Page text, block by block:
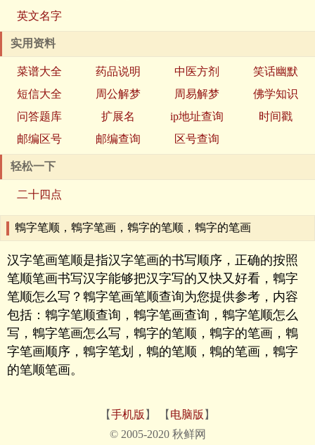
英文名字
实用资料
菜谱大全 药品说明 中医方剂
笑话幽默
短信大全
周公解梦 周易解梦
佛学知识
问答题库
扩展名 ip地址查询
时间戳
邮编区号
邮编查询 区号查询
轻松一下
二十四点
鵯字笔顺，鵯字笔画，鵯字的笔顺，鵯字的笔画
汉字笔画笔顺是指汉字笔画的书写顺序，正确的按照
笔顺笔画书写汉字能够把汉字写的又快又好看，鵯字
笔顺怎么写？鵯字笔画笔顺查询为您提供参考，内容
包括：鵯字笔顺查询，鵯字笔画查询，鵯字笔顺怎么
写，鵯字笔画怎么写，鵯字的笔顺，鵯字的笔画，鵯
字笔画顺序，鵯字笔划，鵯的笔顺，鵯的笔画，鵯字
的笔顺笔画。
【手机版 】 【 电脑版 】
© 2005-2020 秋鲜网